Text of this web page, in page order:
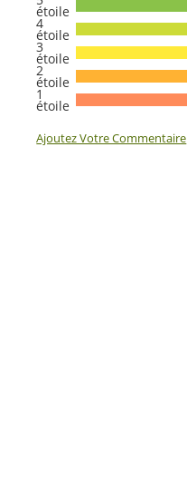
étoile
4
étoile
3
étoile
2
étoile
1
étoile
Ajoutez Votre Commentaire